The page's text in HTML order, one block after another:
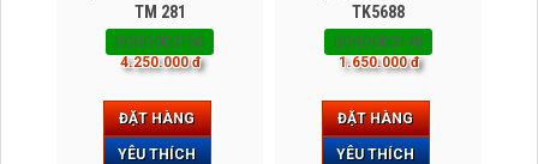
TM 281
BDBD000160
4.250.000 đ
ĐẶT HÀNG
YÊU THÍCH
TK5688
BDBD000148
1.650.000 đ
ĐẶT HÀNG
YÊU THÍCH